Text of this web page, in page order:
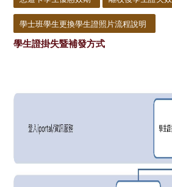
學士班學生更換學生證照片流程說明
學生證掛失暨補發方式